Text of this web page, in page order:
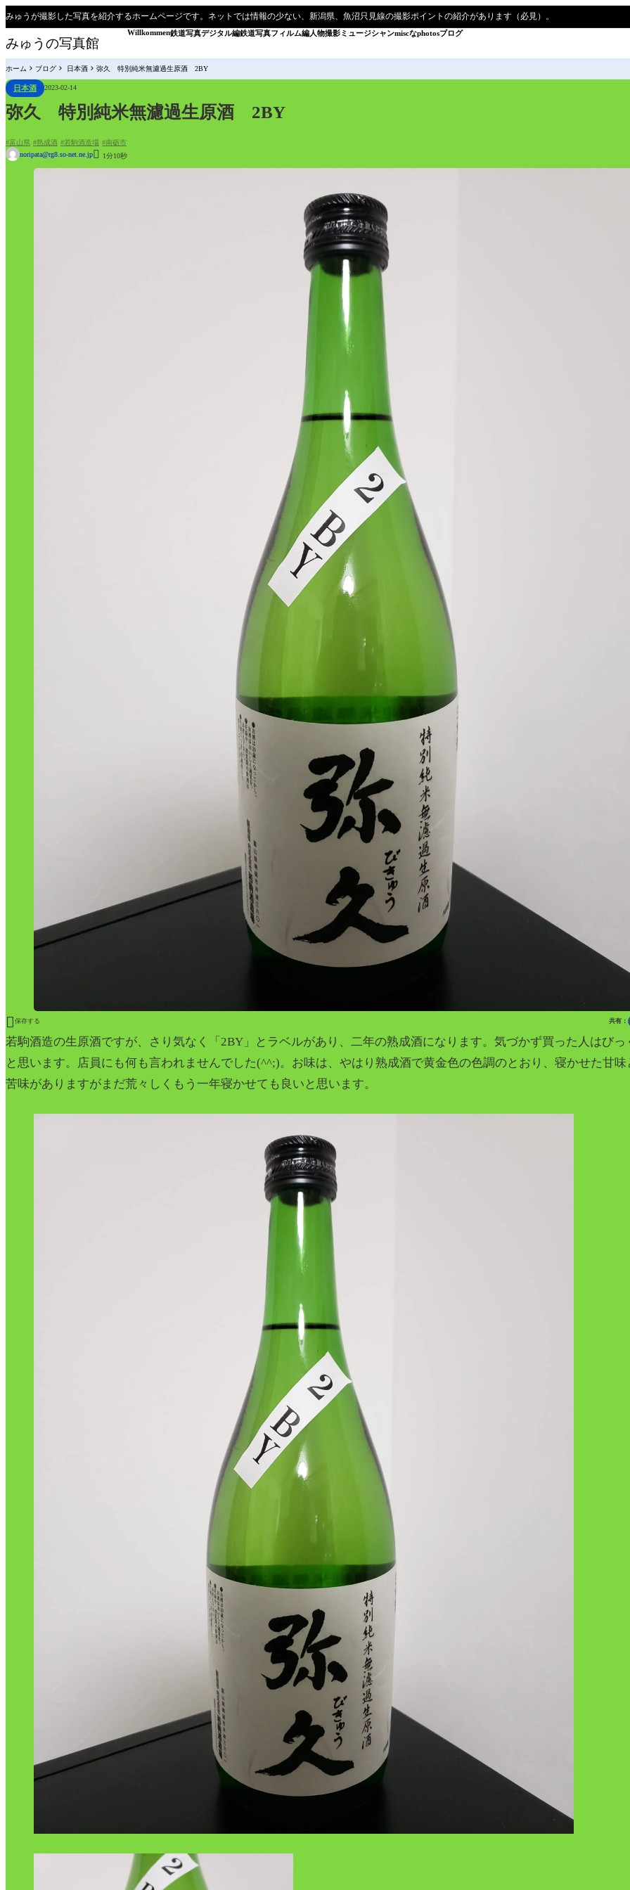
みゅうが撮影した写真を紹介するホームページです。ネットでは情報の少ない、新潟県、魚沼只見線の撮影ポイントの紹介があります（必見）。
みゅうの写真館
Willkommen鉄道写真デジタル編鉄道写真フィルム編人物撮影ミュージシャンmiscなphotosブログ
ホーム ブログ 日本酒 弥久 特別純米無濾過生原酒 2BY
日本酒 2023-02-14
弥久 特別純米無濾過生原酒 2BY
富山県 熟成酒 若駒酒造場
南砺市
noripata@rg8.so-net.ne.jp 1分10秒
 保存する 共有：
若駒酒造の生原酒ですが、さり気なく「2BY」とラベルがあり、二年の熟成酒になります。気づかず買った人はびっ
と思います。店員にも何も言われませんでした(^^;)。お味は、やはり熟成酒で黄金色の色調のとおり、寝かせた甘
苦味がありますがまだ荒々しくもう一年寝かせても良いと思います。